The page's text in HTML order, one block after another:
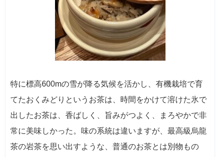
特に標高600mの雪が降る気候を活かし、有機栽培で育
てたおくみどりというお茶は、時間をかけて溶けた氷で
出したお茶は、香ばしく、旨みがつよく、まろやかで非
常に美味しかった。味の系統は違いますが、最高級烏龍
茶の岩茶を思い出すような、普通のお茶とは別物もの